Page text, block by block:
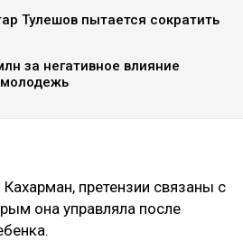
Тулешов пытается сократить
за негативное влияние
претензии связаны с
она управляла после